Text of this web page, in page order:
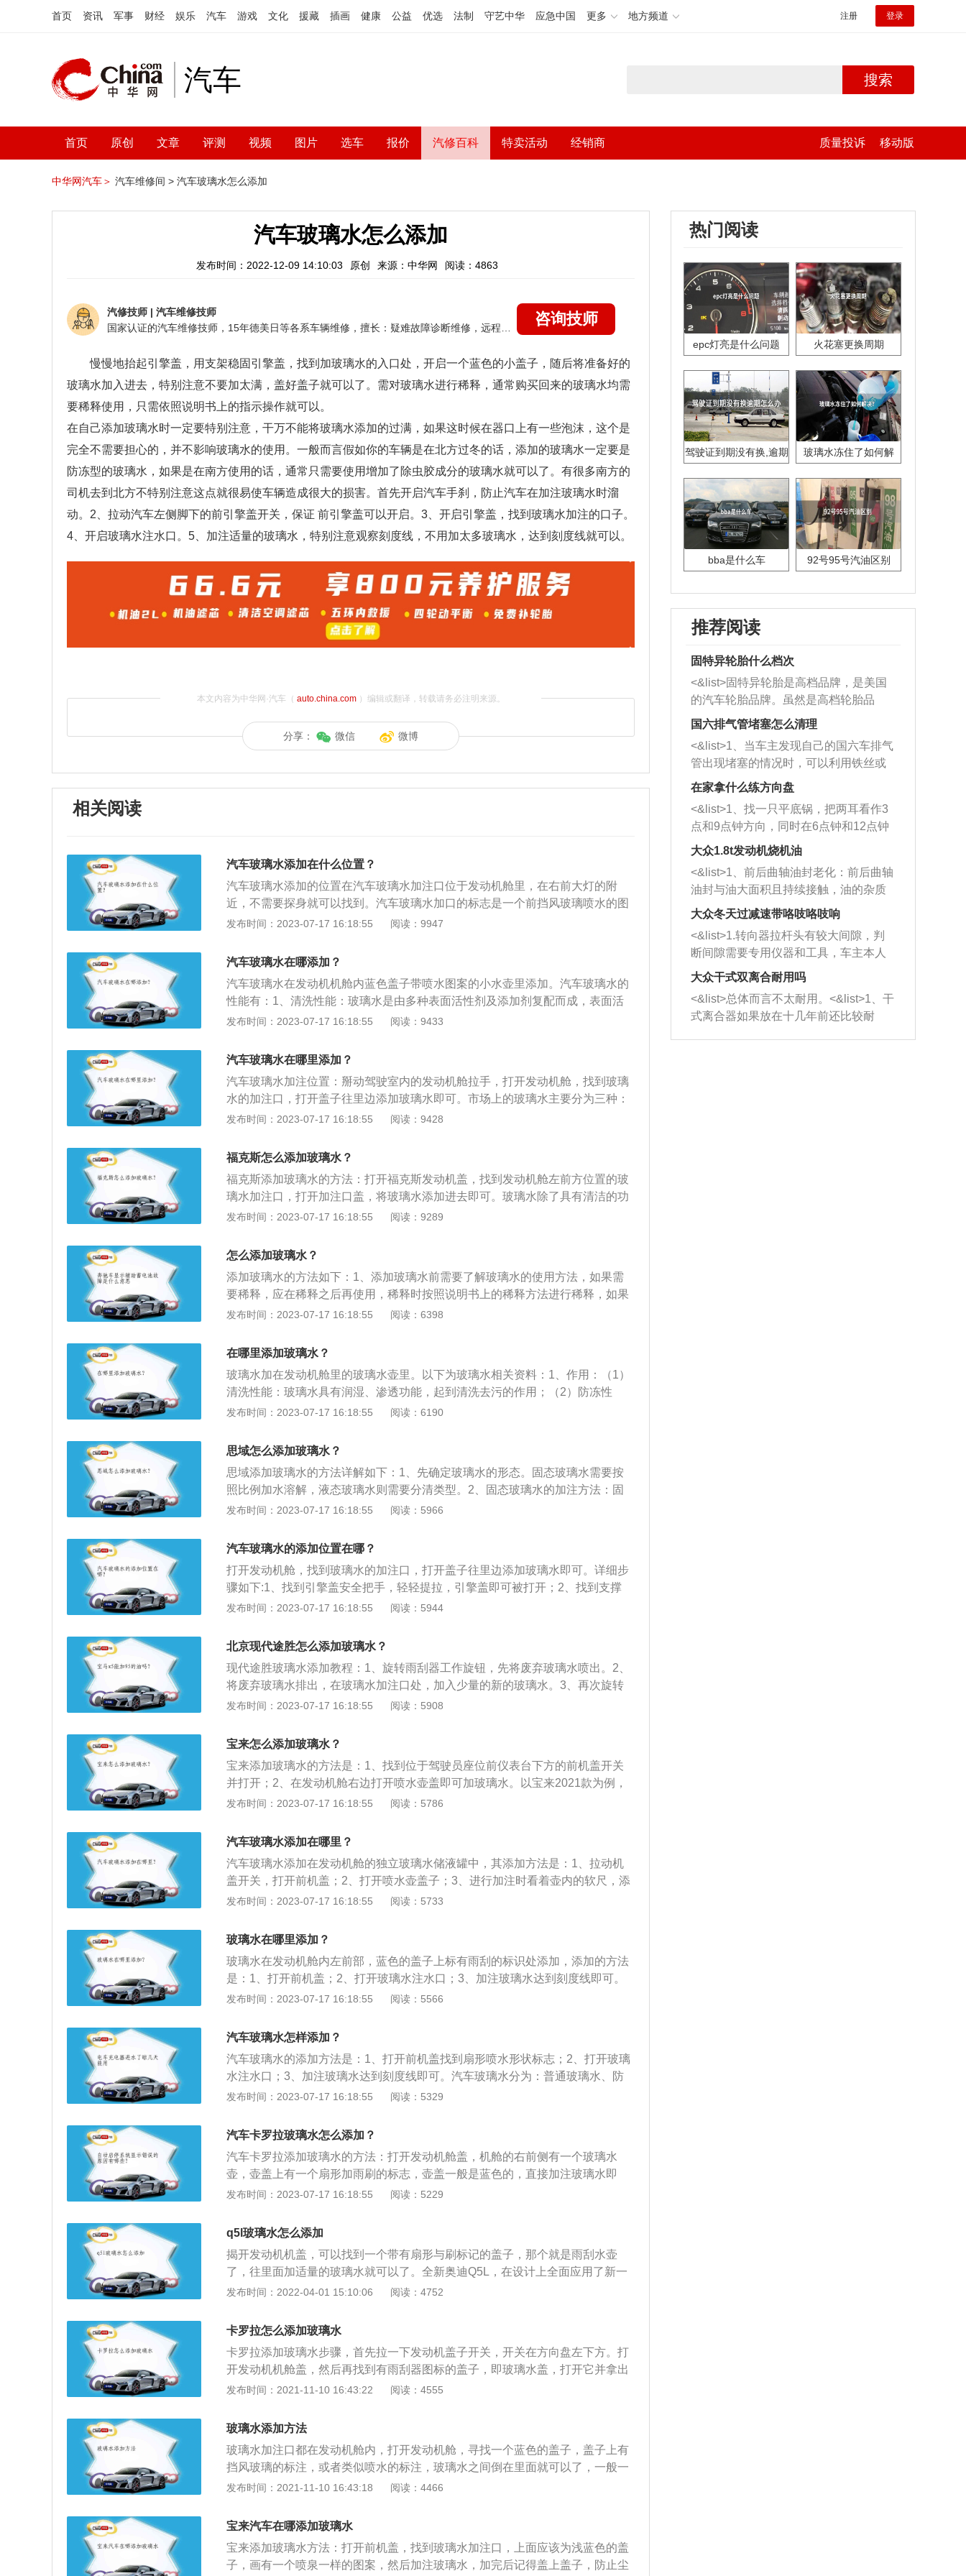
首页 资讯 军事 财经 娱乐 汽车 游戏 文化 援藏 插画 健康 公益 优选 法制 守艺中华 应急中国 更多 地方频道 注册 登录
汽车 搜索
首页 原创 文章 评测 视频 图片 选车 报价 汽修百科 特卖活动 经销商 质量投诉 移动版
中华网汽车＞ 汽车维修间 > 汽车玻璃水怎么添加
汽车玻璃水怎么添加
发布时间：2022-12-09 14:10:03 原创 来源：中华网 阅读：4863
汽修技师 | 汽车维修技师
咨询技师
慢慢地抬起引擎盖，用支架稳固引擎盖，找到加玻璃水的入口处，开启一个蓝色的小盖子，随后将准备好的
玻璃水加入进去，特别注意不要加太满，盖好盖子就可以了。需对玻璃水进行稀释，通常购买回来的玻璃水均需
要稀释使用，只需依照说明书上的指示操作就可以。
在自己添加玻璃水时一定要特别注意，干万不能将玻璃水添加的过满，如果这时候在器口上有一些泡沫，这个是
完全不需要担心的，并不影响玻璃水的使用。一般而言假如你的车辆是在北方过冬的话，添加的玻璃水一定要是
防冻型的玻璃水，如果是在南方使用的话，通常只需要使用增加了除虫胶成分的玻璃水就可以了。有很多南方的
司机去到北方不特别注意这点就很易使车辆造成很大的损害。首先开启汽车手刹，防止汽车在加注玻璃水时溜
动。2、拉动汽车左侧脚下的前引擎盖开关，保证 前引擎盖可以开启。3、开启引擎盖，找到玻璃水加注的口子。
4、开启玻璃水注水口。5、加注适量的玻璃水，特别注意观察刻度线，不用加太多玻璃水，达到刻度线就可以。
本文内容为中华网·汽车（ auto.china.com）编辑或翻译，转载请务必注明来源。
分享： 微信 微博
相关阅读
汽车玻璃水添加在什么位置？
汽车玻璃水添加的位置在汽车玻璃水加注口位于发动机舱里，在右前大灯的附
近，不需要探身就可以找到。汽车玻璃水加口的标志是一个前挡风玻璃喷水的图
案。添加玻璃水的方法：玻璃水的水箱大多藏在引擎盖下，将引擎盖打开并支撑
子，将玻璃水加进去，加到刚看到玻璃水为止，不要加太满；加完后一定记得把
水，否则冬季气温过低玻璃水容易结冰。液体结冰后体积会变大，这样会损坏玻
璃水储存罐。如果玻璃水缺少，尽量不要用水代替，因为水中存在杂质，这样很
容易导致玻璃水喷嘴堵塞。在购买玻璃水时不要购买质量不好的玻璃水，使用质
发布时间：2023-07-17 16:18:55 阅读：9947
汽车玻璃水在哪添加？
汽车玻璃水在发动机机舱内蓝色盖子带喷水图案的小水壶里添加。汽车玻璃水的
性能有：1、清洗性能：玻璃水是由多种表面活性剂及添加剂复配而成，表面活
性剂具有润湿、渗透、增溶等功能，可以起到清洗去污的作用；2、防冻性能：
单分子保护层，可以防止形成雾滴，保证风挡玻璃清澈透明和视野清晰；4、抗
5、润滑性能：其粘度较大可以起润滑作用，减少雨刷器与玻璃之间的摩擦，防
止产生划痕。
发布时间：2023-07-17 16:18:55 阅读：9433
汽车玻璃水在哪里添加？
汽车玻璃水加注位置：掰动驾驶室内的发动机舱拉手，打开发动机舱，找到玻璃
水的加注口，打开盖子往里边添加玻璃水即可。市场上的玻璃水主要分为三种：
夏季用玻璃水、冬季防冻型玻璃水和特效防冻型玻璃水，其中夏季用的玻璃水主
璃水用品。玻璃水也可以用于清洗其他的玻璃，将其喷涂在所清除部位，浸湿2
到3分钟后，用软棉布擦拭或直接用软棉布沾清除液擦拭所清除的部位，直至透
亮；如有重污物，可反复清洗，并用清水冲洗擦干。
发布时间：2023-07-17 16:18:55 阅读：9428
福克斯怎么添加玻璃水？
福克斯添加玻璃水的方法：打开福克斯发动机盖，找到发动机舱左前方位置的玻
璃水加注口，打开加注口盖，将玻璃水添加进去即可。玻璃水除了具有清洁的功
效之外，还有润滑的作用。福特福克斯是一款A级家用轿车，其车身尺寸长宽高
全新家族设计，其LED光源的前大灯造型锐利，L型日行灯格外惹眼；配备了双
色18英寸轮圈、运动保险杠以及后扰流板，很有活力，符合年轻人的审美，运动
感十足。
发布时间：2023-07-17 16:18:55 阅读：9289
怎么添加玻璃水？
添加玻璃水的方法如下：1、添加玻璃水前需要了解玻璃水的使用方法，如果需
要稀释，应在稀释之后再使用，稀释时按照说明书上的稀释方法进行稀释，如果
不用稀释，可以直接添加。2、打开发动机舱，发动机舱的开关一般在车内，慢
的现象。3、找到添加玻璃水的位置，一般在发动机舱整体位置的左侧，通常是
之后将准备好的玻璃水添加就可以，注意不要添加超过MAX标线。
发布时间：2023-07-17 16:18:55 阅读：6398
在哪里添加玻璃水？
玻璃水加在发动机舱里的玻璃水壶里。以下为玻璃水相关资料：1、作用：（1）
清洗性能：玻璃水具有润湿、渗透功能，起到清洗去污的作用；（2）防冻性
能：能降低液体的冰点，起到防冻的作用：有酒精、乙二醇的存在，能显著降低
水大多为0℃以上环境使用：在夏季常用，在清洗液里增加除虫胶成分，可以快速
清除撞在挡风玻璃上的飞虫残留物；（2）液体玻璃水是一种专为冬季使用的防
冻型玻璃清洗液：保证在外界气温低于零下20℃时，依旧不会结冰冻坏汽车设
施。
发布时间：2023-07-17 16:18:55 阅读：6190
思域怎么添加玻璃水？
思域添加玻璃水的方法详解如下：1、先确定玻璃水的形态。固态玻璃水需要按
照比例加水溶解，液态玻璃水则需要分清类型。2、固态玻璃水的加注方法：固
态玻璃水需要按照比例加水溶解。将固态玻璃水放入玻璃水箱内后加入清水，或
方法：液态玻璃水则需要分清类型。浓缩型液态玻璃水因为液体腐蚀性高，需要
按说明比例兑水稀释后加注。而非浓缩型液态玻璃水则可以即买即用。
发布时间：2023-07-17 16:18:55 阅读：5966
汽车玻璃水的添加位置在哪？
打开发动机舱，找到玻璃水的加注口，打开盖子往里边添加玻璃水即可。详细步
骤如下:1、找到引擎盖安全把手，轻轻提拉，引擎盖即可被打开；2、找到支撑
杠，在最靠近车标的地方，向右上方提拉，找到固定处固定;3、找到玻璃水添加
季和夏季用，冬季不要使用夏季的，会被冻住。另外注意不要溢出，以免浪费；
5、盖好盖子，放下支撑杠，并轻轻盖上引擎盖，并轻轻按压，引擎盖就能完全
闭合
发布时间：2023-07-17 16:18:55 阅读：5944
北京现代途胜怎么添加玻璃水？
现代途胜玻璃水添加教程：1、旋转雨刮器工作旋钮，先将废弃玻璃水喷出。2、
将废弃玻璃水排出，在玻璃水加注口处，加入少量的新的玻璃水。3、再次旋转
打开雨刮器工作旋钮，清理出剩余的废弃玻璃水。4、喷水口处不再有玻璃水喷
时，需要注意，北方选择防冻型玻璃水；南方选择增加除虫胶成分的玻璃水。
发布时间：2023-07-17 16:18:55 阅读：5908
宝来怎么添加玻璃水？
宝来添加玻璃水的方法是：1、找到位于驾驶员座位前仪表台下方的前机盖开关
并打开；2、在发动机舱右边打开喷水壶盖即可加玻璃水。以宝来2021款为例，
其车身尺寸是：长4663mm、宽1815mm、高1462mm，轴距为2688mm，油箱容
是85kw，最大扭矩是200nm，与其匹配的是7挡双离合变速箱，其采用的前悬架
发布时间：2023-07-17 16:18:55 阅读：5786
汽车玻璃水添加在哪里？
汽车玻璃水添加在发动机舱的独立玻璃水储液罐中，其添加方法是：1、拉动机
盖开关，打开前机盖；2、打开喷水壶盖子；3、进行加注时看着壶内的软尺，添
加到刻度线即可。汽车玻璃水使用的注意事项是：1、要经常检查玻璃水；2、使
精、乙二醇、缓蚀剂及多种表面活性剂。玻璃水按性状可分为：固体玻璃水和液
发布时间：2023-07-17 16:18:55 阅读：5733
玻璃水在哪里添加？
玻璃水在发动机舱内左前部，蓝色的盖子上标有雨刮的标识处添加，添加的方法
是：1、打开前机盖；2、打开玻璃水注水口；3、加注玻璃水达到刻度线即可。
玻璃水主要由水、酒精、乙二醇、缓蚀剂、多种表面活性剂组成。玻璃水的性能
有润湿、渗透、增溶功能；2、防冻性能：显著降低液体的冰点；3、防雾性能：
玻璃表面会形成一层单分子保护层。
发布时间：2023-07-17 16:18:55 阅读：5566
汽车玻璃水怎样添加？
汽车玻璃水的添加方法是：1、打开前机盖找到扇形喷水形状标志；2、打开玻璃
水注水口；3、加注玻璃水达到刻度线即可。汽车玻璃水分为：普通玻璃水、防
冻型玻璃水、特效防冻型玻璃水。汽车玻璃水的性能和特点是：1、清洗性能：
2、防冻性能：显著降低液体的冰点；3、防雾性能：玻璃表面会形成一层单分子
发布时间：2023-07-17 16:18:55 阅读：5329
汽车卡罗拉玻璃水怎么添加？
汽车卡罗拉添加玻璃水的方法：打开发动机舱盖，机舱的右前侧有一个玻璃水
壶，壶盖上有一个扇形加雨刷的标志，壶盖一般是蓝色的，直接加注玻璃水即
可。加注玻璃水时注意不要加得过满。汽车挡风玻璃水俗称玻璃水，属于汽车使
表面活性剂组成。卡罗拉车身尺寸长宽高分别为4635mm、1780mm、1455m
m，轴距为2700mm。
发布时间：2023-07-17 16:18:55 阅读：5229
q5l玻璃水怎么添加
揭开发动机机盖，可以找到一个带有扇形与刷标记的盖子，那个就是雨刮水壶
了，往里面加适量的玻璃水就可以了。全新奥迪Q5L，在设计上全面应用了新一
代家族化特征，六边形进气格栅以及更宽大的金属边框，充满机械气息，配备新
中控屏幕采用8.3英寸悬浮式显示屏，支持CarPlay、CarLife、以及语音识别控制
系统，30色可选氛围灯为驾驶者带来更多彩的视觉享受，音响方面可选装19个来
自丹麦的Bang&Olufsen音响，给驾驶者和乘坐者不一样的3D音效体验。
发布时间：2022-04-01 15:10:06 阅读：4752
卡罗拉怎么添加玻璃水
卡罗拉添加玻璃水步骤，首先拉一下发动机盖子开关，开关在方向盘左下方。打
开发动机机舱盖，然后再找到有雨刮器图标的盖子，即玻璃水盖，打开它并拿出
黄色塑料条，通过黄色塑料条查看玻璃水位，加入玻璃水直接倒入。倒好玻璃水
玻璃上的污渍，使玻璃达到光亮清洁的效果。它是由多种表面活性剂及添加剂复
点，有一定的防冻效果，能使冰霜溶解。它还可以防雾，玻璃水可以在车窗表面
形成保护膜，这层保护膜能够防止雾滴形成，保障汽车玻璃清洁透明。玻璃水还
有一定的抗静电功能，车窗被清洗后，吸附在玻璃表面的物质，还能消除玻璃表
会腐蚀金属，对汽车面漆、橡胶比较安全。
发布时间：2021-11-10 16:43:22 阅读：4555
玻璃水添加方法
玻璃水加注口都在发动机舱内，打开发动机舱，寻找一个蓝色的盖子，盖子上有
挡风玻璃的标注，或者类似喷水的标注，玻璃水之间倒在里面就可以了，一般一
升半加满。一般加同一种汽车玻璃水不用放掉再加，不是同一种型号的玻璃水建
差不多的（20块钱以内一瓶的那种），如果不是冬天的话，混用也影响不大。所
车挡风玻璃水主要由水、酒精、乙二醇、缓蚀剂及多种表面活性剂组成，汽车挡
风玻璃水俗称玻璃水。
发布时间：2021-11-10 16:43:18 阅读：4466
宝来汽车在哪添加玻璃水
宝来添加玻璃水方法：打开前机盖，找到玻璃水加注口，上面应该为浅蓝色的盖
子，画有一个喷泉一样的图案，然后加注玻璃水，加完后记得盖上盖子，防止尘
热门阅读
epc灯亮是什么问题 火花塞更换周期
驾驶证到期没有换,逾期
玻璃水冻住了如何解
bba是什么车 92号95号汽油区别
推荐阅读
固特异轮胎什么档次
<&list>固特异轮胎是高档品牌，是美国
的汽车轮胎品牌。虽然是高档轮胎品
牌，但是中高低端的轮胎都有生产，这
也是为了更好的开拓市场。
国六排气管堵塞怎么清理
<&list>1、当车主发现自己的国六车排气
管出现堵塞的情况时，可以利用铁丝或
者是细棍，直接将杂物给取出来，如果
堵塞情况比较严重，也可以采取应急措
施。 <&list>2、直接利用木棍将所有的
杂物推到排气管里面的位置处，然后将
三元催化器拆解开，就可以将堵塞的东
西取出来。但如果是因为积碳过多引起
的堵塞，就需要将三元催化器泡在草酸
洗剂对堵塞的情况得到解决，将清洗剂
放在燃油箱中，与燃油混合后，车辆启
动时，就可以和汽油一起进入到燃烧
室，最后形成废气排出，就可以让三元
催化器得到清洗，排气管堵塞的情况就
能够得到解决。
在家拿什么练方向盘
<&list>1、找一只平底锅，把两耳看作3
点和9点钟方向，同时在6点钟和12点钟
方向做一个标记。 <&list>2、双手握住
一圈半的练习，往右同样也要打相同的
圈数。 <&list>3、最后强调要反复练
习，这样就可以形成肌肉记忆，在真实
驾驶车辆时，不需要记忆也能打好方
向。
大众1.8t发动机烧机油
<&list>1、前后曲轴油封老化：前后曲轴
油封与油大面积且持续接触，油的杂质
和发动机内持续温度变化使其密封效果
逐渐减弱，导致渗油或漏油。<&list>2、
活塞间隙过大：积碳会使活塞环与缸体
的间隙扩大，导致机油流入燃烧室中，
造成烧机油。<&list>3、机油粘度。使用
机油粘度过小的话，同样会有烧机油现
象，机油粘度过小具有很好的流动性，
大众冬天过减速带咯吱咯吱响
<&list>1.转向器拉杆头有较大间隙，判
断间隙需要专用仪器和工具，车主本人
无法制作，需要将车辆送到修理厂或4s
店；<&list>2.车辆半轴套管防尘罩破
裂，破裂后会出现漏油现象，使半轴磨
损严重，磨损的半轴容易损坏，产生异
响；<&list>3.稳定器的转向胶套和球头
大众干式双离合耐用吗
<&list>总体而言不太耐用。<&list>1、干
式离合器如果放在十几年前还比较耐